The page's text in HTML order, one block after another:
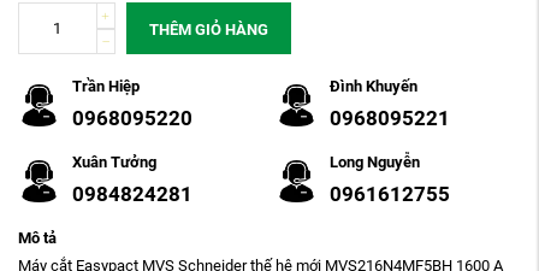
THÊM GIỎ HÀNG
Trần Hiệp
0968095220
Đình Khuyến
0968095221
Xuân Tưởng
0984824281
Long Nguyễn
0961612755
Mô tả
Máy cắt Easypact MVS Schneider thế hệ mới MVS216N4MF5BH 1600 A